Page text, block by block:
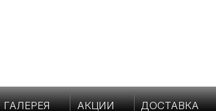
ГАЛЕРЕЯ АКЦИИ ДОСТАВКА